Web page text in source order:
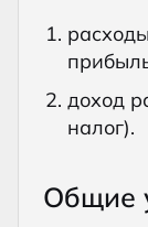
доход
налог).
Общие